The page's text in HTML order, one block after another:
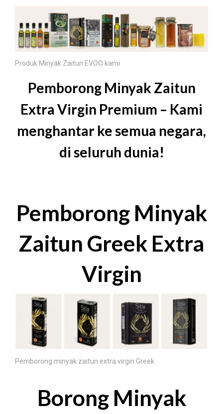
Produk Minyak Zaitun EVOO kami
Pemborong Minyak Zaitun
Extra Virgin Premium – Kami
menghantar ke semua negara,
di seluruh dunia!
Pemborong Minyak
Zaitun Greek Extra
Virgin
Pemborong minyak zaitun extra virgin Greek
Borong Minyak